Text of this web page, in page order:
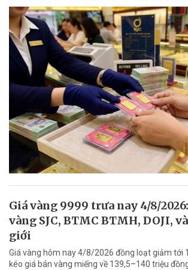
Giá vàng 9999 trưa nay 4/8/
vàng SJC, BTMC BTMH, DOJI,
giới
Giá vàng hôm nay 4/8/2026 đồng loạt giảm tới
kéo giá bán vàng miếng về 139,5–140 triệu